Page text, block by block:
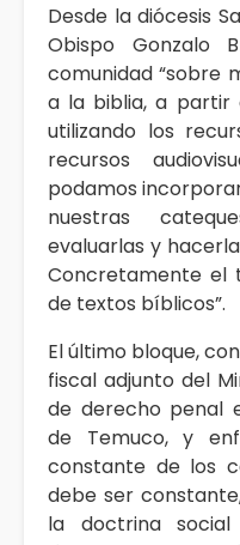
Desde la diócesis
Obispo Gonzalo
comunidad “sobre
a la biblia, a partir
utilizando los
recursos
podamos
nuestras
evaluarlas y
Concretamente el
de textos bíblicos”.
El último bloque,
fiscal adjunto del
de derecho penal
de Temuco, y
constante de los
debe ser
la doctrina